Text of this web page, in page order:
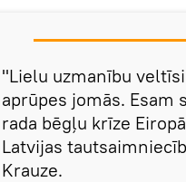
"Lielu uzmanību
aprūpes jomās. Esam
rada bēgļu krīze
Latvijas
Krauze.